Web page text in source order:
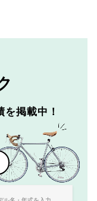
掲載中！